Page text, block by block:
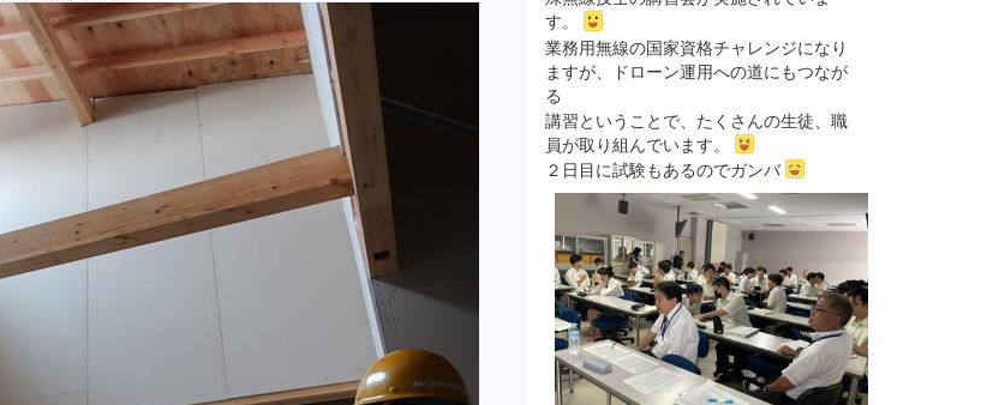
す。
業務用無線の国家資格チャレンジになり
ますが、ドローン運用への道にもつなが
る
講習ということで、たくさんの生徒、職
員が取り組んでいます。
２日目に試験もあるのでガンバ